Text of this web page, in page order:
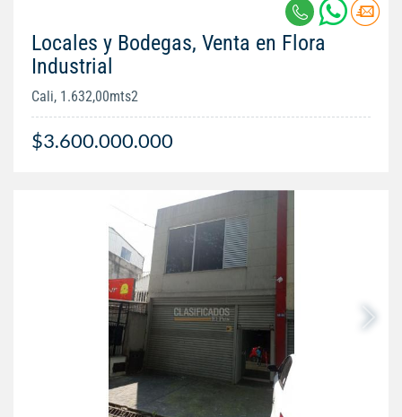
Locales y Bodegas, Venta en Flora
Industrial
Cali, 1.632,00mts2
$3.600.000.000